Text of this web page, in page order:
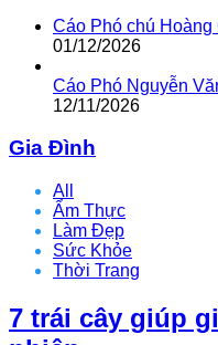
Cáo Phó chú Hoàng
01/12/2026
Cáo Phó Nguyễn
12/11/2026
Gia Đình
All
Ẩm Thực
Làm Đẹp
Sức Khỏe
Thời Trang
7 trái cây giúp